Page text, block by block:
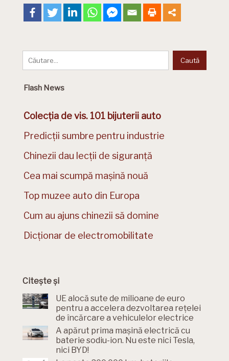
Flash News
Colecția de vis. 101 bijuterii auto
Predicții sumbre pentru industrie
Chinezii dau lecții de siguranță
Cea mai scumpă mașină nouă
Top muzee auto din Europa
Cum au ajuns chinezii să domine
Dicționar de electromobilitate
Citește și
UE alocă sute de milioane de euro
pentru a accelera dezvoltarea rețelei
de încărcare a vehiculelor electrice
A apărut prima mașină electrică cu
baterie sodiu-ion. Nu este nici Tesla,
nici BYD!